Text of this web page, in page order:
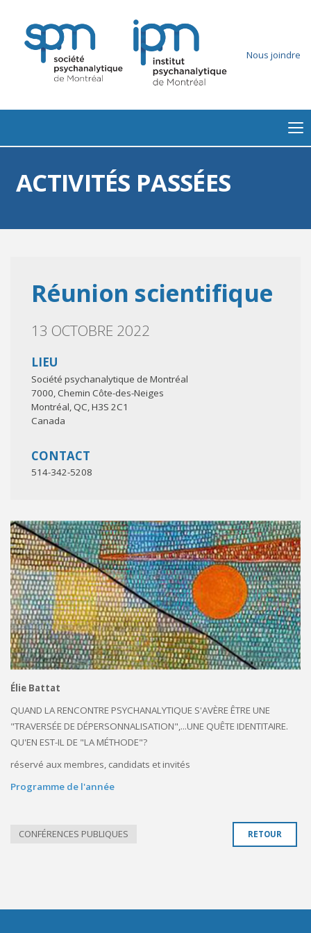
Nous joindre
ACTIVITÉS PASSÉES
Réunion scientifique
13 OCTOBRE 2022
LIEU
Société psychanalytique de Montréal
7000, Chemin Côte-des-Neiges
Montréal,QC,H3S 2C1
Canada
CONTACT
514-342-5208
Élie Battat
QUAND LA RENCONTRE PSYCHANALYTIQUE S'AVÈRE ÊTRE UNE
"TRAVERSÉE DE DÉPERSONNALISATION",...UNE QUÊTE IDENTITAIRE.
QU'EN EST-IL DE "LA MÉTHODE"?
réservé aux membres, candidats et invités
Programme de l'année
CONFÉRENCES PUBLIQUES RETOUR